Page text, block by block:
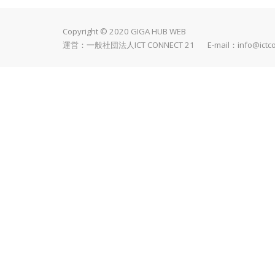
Copyright © 2020 GIGA HUB WEB
運営：一般社団法人ICT CONNECT 21 E-mail：